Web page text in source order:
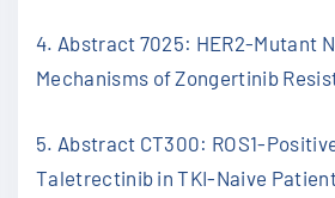
4. Abstract 7025: HER2-Mutant
Mechanisms of Zongertinib
5. Abstract CT300: ROS1-
Taletrectinib in TKI-Naive